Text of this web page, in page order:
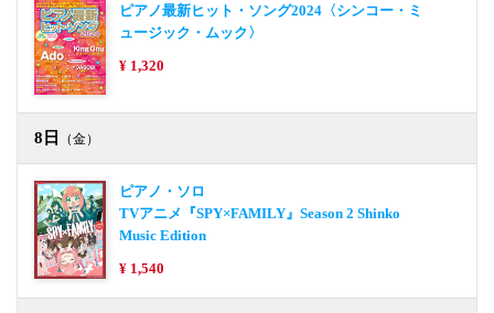
ピアノ最新ヒット・ソング2024〈シンコー・ミ
ュージック・ムック〉
¥ 1,320
8日 （金）
ピアノ・ソロ
TVアニメ『SPY×FAMILY』Season 2 Shinko
Music Edition
¥ 1,540